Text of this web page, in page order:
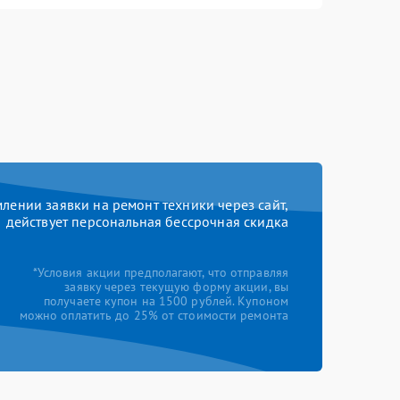
600 рублей Заказать
заявки на ремонт техники через сайт,
действует персональная бессрочная скидка
*Условия акции предполагают, что отправляя
заявку через текущую форму акции, вы
получаете купон на 1500 рублей. Купоном
можно оплатить до 25% от стоимости ремонта